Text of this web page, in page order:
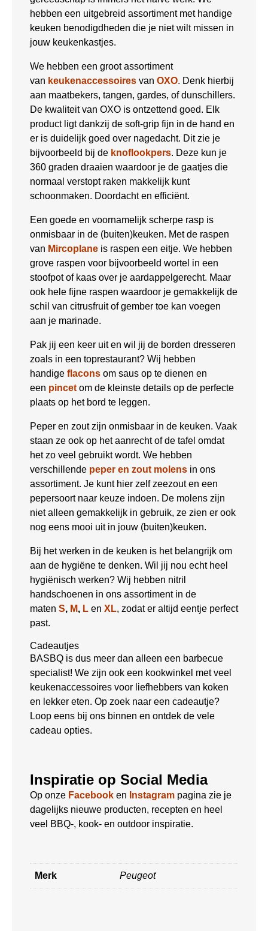
hebben een uitgebreid assortiment met handige
keuken benodigdheden die je niet wilt missen in
jouw keukenkastjes.
We hebben een groot assortiment
van keukenaccessoires van OXO. Denk hierbij
aan maatbekers, tangen, gardes, of dunschillers.
De kwaliteit van OXO is ontzettend goed. Elk
product ligt dankzij de soft-grip fijn in de hand en
er is duidelijk goed over nagedacht. Dit zie je
bijvoorbeeld bij de knoflookpers. Deze kun je
360 graden draaien waardoor je de gaatjes die
normaal verstopt raken makkelijk kunt
schoonmaken. Doordacht en efficiënt.
Een goede en voornamelijk scherpe rasp is
onmisbaar in de (buiten)keuken. Met de raspen
van Mircoplane is raspen een eitje. We hebben
grove raspen voor bijvoorbeeld wortel in een
stoofpot of kaas over je aardappelgerecht. Maar
ook hele fijne raspen waardoor je gemakkelijk de
schil van citrusfruit of gember toe kan voegen
aan je marinade.
Pak jij een keer uit en wil jij de borden dresseren
zoals in een toprestaurant? Wij hebben
handige flacons om saus op te dienen en
een pincet om de kleinste details op de perfecte
plaats op het bord te leggen.
Peper en zout zijn onmisbaar in de keuken. Vaak
staan ze ook op het aanrecht of de tafel omdat
het zo veel gebruikt wordt. We hebben
verschillende peper en zout molens in ons
assortiment. Je kunt hier zelf zeezout en een
pepersoort naar keuze indoen. De molens zijn
niet alleen gemakkelijk in gebruik, ze zien er ook
nog eens mooi uit in jouw (buiten)keuken.
Bij het werken in de keuken is het belangrijk om
aan de hygiëne te denken. Wil jij nou echt heel
hygiënisch werken? Wij hebben nitril
handschoenen in ons assortiment in de
maten S, M, L en XL, zodat er altijd eentje perfect
past.
Cadeautjes
BASBQ is dus meer dan alleen een barbecue
specialist! We zijn ook een kookwinkel met veel
keukenaccessoires voor liefhebbers van koken
en lekker eten. Op zoek naar een cadeautje?
Loop eens bij ons binnen en ontdek de vele
cadeau opties.
Inspiratie op Social Media
Op onze Facebook en Instagram pagina zie je
dagelijks nieuwe producten, recepten en heel
veel BBQ-, kook- en outdoor inspiratie.
Merk Peugeot